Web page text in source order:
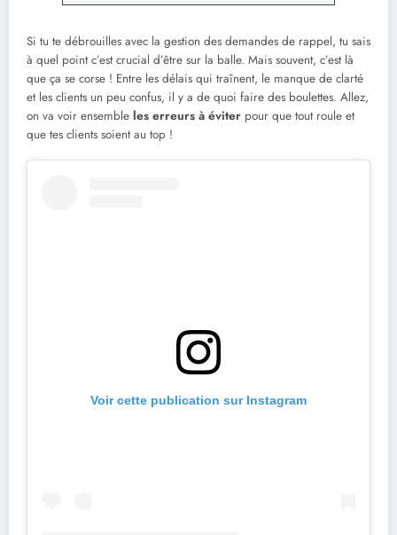
Si tu te débrouilles avec la gestion des demandes de rappel, tu sais
à quel point c’est crucial d’être sur la balle. Mais souvent, c’est là
que ça se corse ! Entre les délais qui traînent, le manque de clarté
et les clients un peu confus, il y a de quoi faire des boulettes. Allez,
on va voir ensemble les erreurs à éviter pour que tout roule et
que tes clients soient au top !
Voir cette publication sur Instagram